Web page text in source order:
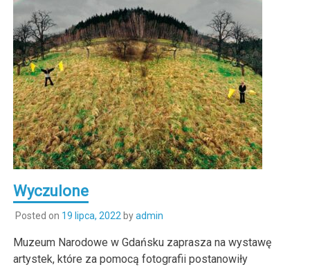
Wyczulone
Posted on 19 lipca, 2022byadmin
Muzeum Narodowe w Gdańsku zaprasza na wystawę
artystek, które za pomocą fotografii postanowiły